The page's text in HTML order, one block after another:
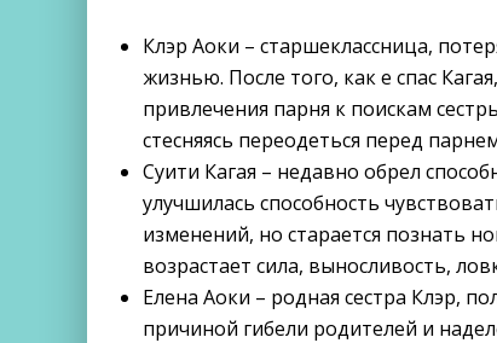
Клэр Аоки – старшеклассница,
жизнью. После того, как е спас
привлечения парня к поискам
стесняясь переодеться перед
Суити Кагая – недавно обрел
улучшилась способность
изменений, но старается познать
возрастает сила, выносливость,
Елена Аоки – родная сестра Клэр,
причиной гибели родителей и